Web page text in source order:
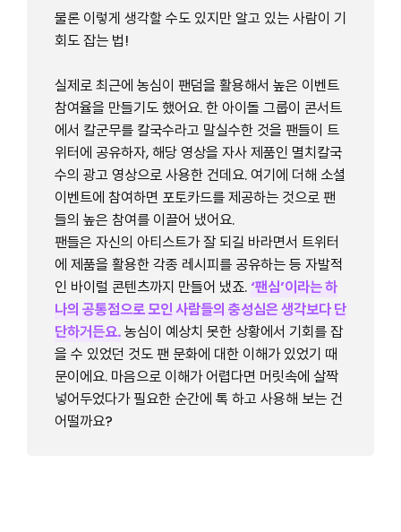
물론 이렇게 생각할 수도 있지만 알고 있는 사람이 기
회도 잡는 법!
실제로 최근에 농심이 팬덤을 활용해서 높은 이벤트
참여율을 만들기도 했어요. 한 아이돌 그룹이 콘서트
에서 칼군무를 칼국수라고 말실수한 것을 팬들이 트
위터에 공유하자, 해당 영상을 자사 제품인 멸치칼국
수의 광고 영상으로 사용한 건데요. 여기에 더해 소셜
이벤트에 참여하면 포토카드를 제공하는 것으로 팬
들의 높은 참여를 이끌어 냈어요.
팬들은 자신의 아티스트가 잘 되길 바라면서 트위터
에 제품을 활용한 각종 레시피를 공유하는 등 자발적
인 바이럴 콘텐츠까지 만들어 냈죠.‘팬심’이라는 하
나의 공통점으로 모인 사람들의 충성심은 생각보다 단
단하거든요.농심이 예상치 못한 상황에서 기회를 잡
을 수 있었던 것도 팬 문화에 대한 이해가 있었기 때
문이에요. 마음으로 이해가 어렵다면 머릿속에 살짝
넣어두었다가 필요한 순간에 톡 하고 사용해 보는 건
어떨까요?